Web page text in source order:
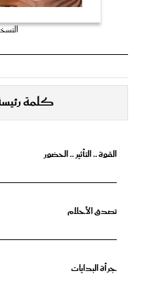
كلمة
القوة .. التأثير .. الحضور
تصدق الأحلام
جرأة البدايات